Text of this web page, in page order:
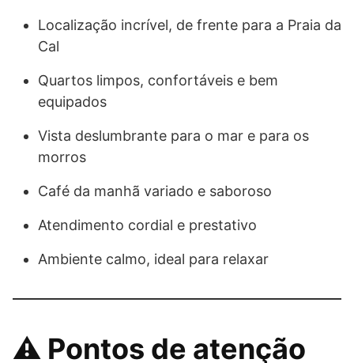
Localização incrível, de frente para a Praia da
Cal
Quartos limpos, confortáveis e bem
equipados
Vista deslumbrante para o mar e para os
morros
Café da manhã variado e saboroso
Atendimento cordial e prestativo
Ambiente calmo, ideal para relaxar
⚠️ Pontos de atenção